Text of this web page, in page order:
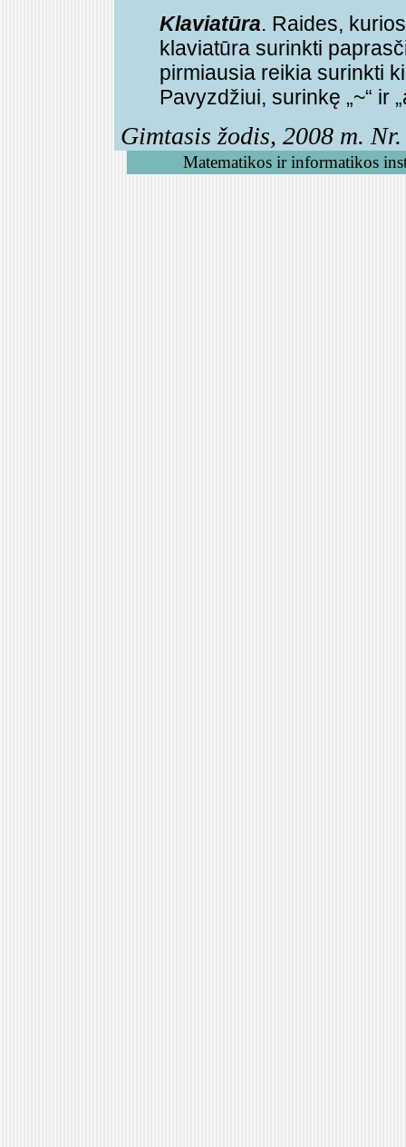
Klaviatūra. Raides,
klaviatūra surinkti
pirmiausia reikia surinkti
Pavyzdžiui, surinkę „~“ ir
Gimtasis žodis, 2008 m.
Matematikos ir informatikos